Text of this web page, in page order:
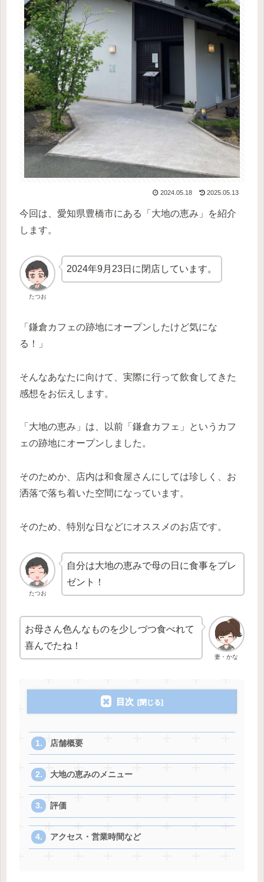
2024.05.18 2025.05.13
今回は、愛知県豊橋市にある「大地の恵み」を紹介
します。
たつお
2024年9月23日に閉店しています。
「鎌倉カフェの跡地にオープンしたけど気にな
る！」
そんなあなたに向けて、実際に行って飲食してきた
感想をお伝えします。
「大地の恵み」は、以前「鎌倉カフェ」というカフ
ェの跡地にオープンしました。
そのためか、店内は和食屋さんにしては珍しく、お
洒落で落ち着いた空間になっています。
そのため、特別な日などにオススメのお店です。
たつお
自分は大地の恵みで母の日に食事をプレ
ゼント！
妻・かな
お母さん色んなものを少しづつ食べれて
喜んでたね！
目次
店舗概要
大地の恵みのメニュー
評価
アクセス・営業時間など